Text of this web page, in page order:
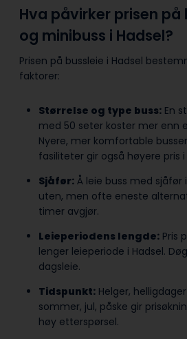
Hva påvirker prisen på
og minibuss i Hadsel?
Prisen på bussleie i Hadsel
faktorer:
Størrelse og type buss: En
med 50 seter koster mer enn
Nyere, mer komfortable
fasiliteter gir også høyere pris i
Sjåfør: Å leie buss med sjåfør
uten, men ofte eneste
timer avgjør.
Leieperiodens lengde: Pris
lenger leieperiode i Hadsel.
dagsleie.
Tidspunkt: Helger,
sommer, jul, påske gir
høy etterspørsel.